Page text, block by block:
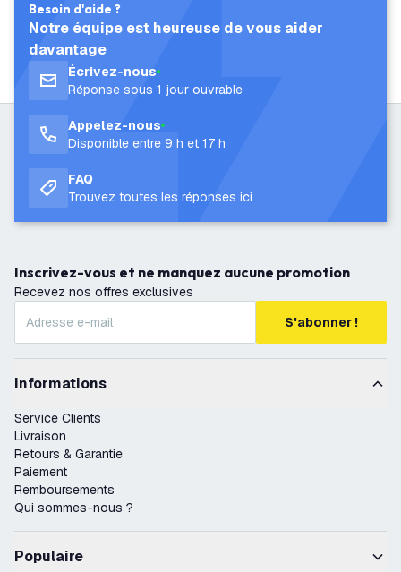
Besoin d'aide ?
Notre équipe est heureuse de vous aider
davantage
Écrivez-nous
Réponse sous 1 jour ouvrable
Appelez-nous
Disponible entre 9 h et 17 h
FAQ
Trouvez toutes les réponses ici
Inscrivez-vous et ne manquez aucune promotion
Recevez nos offres exclusives
S'abonner !
Informations
Service Clients
Livraison
Retours & Garantie
Paiement
Remboursements
Qui sommes-nous ?
Populaire